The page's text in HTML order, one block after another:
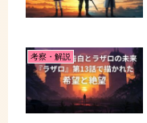
考察・解説